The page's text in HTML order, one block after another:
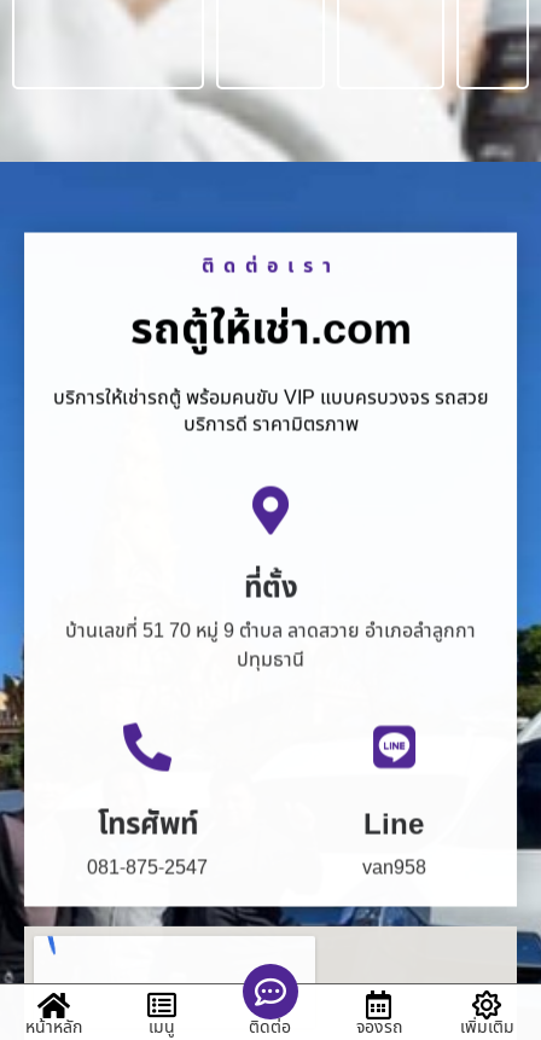
ติดต่อเรา
รถตู้ให้เช่า.com
บริการให้เช่ารถตู้ พร้อมคนขับ VIP แบบครบวงจร รถสวย
บริการดี ราคามิตรภาพ
ที่ตั้ง
บ้านเลขที่ 51 70 หมู่ 9 ตำบล ลาดสวาย อำเภอลำลูกกา
ปทุมธานี
โทรศัพท์
081-875-2547
Line
van958
หน้าหลัก เมนู ติดต่อ จองรถ เพิ่มเติม